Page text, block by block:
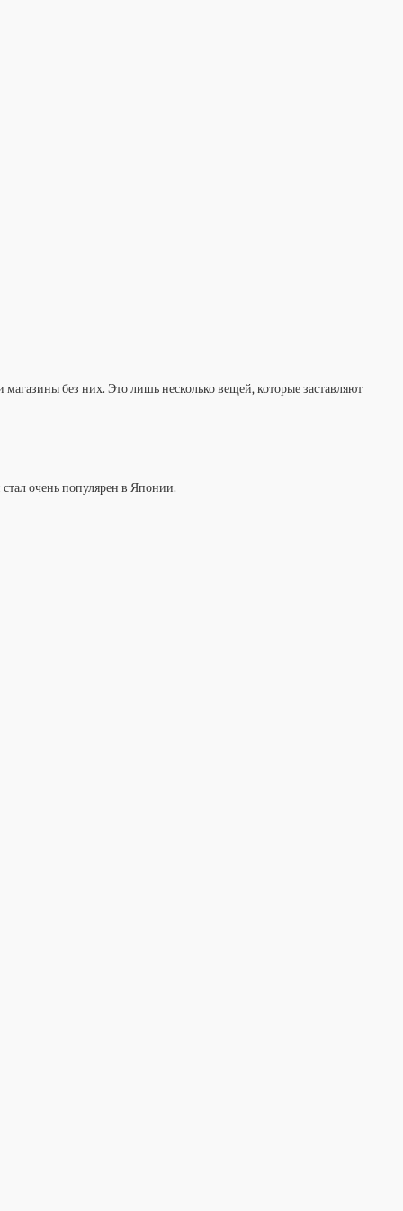
без них. Это лишь несколько вещей, которые заставляют
очень популярен в Японии.